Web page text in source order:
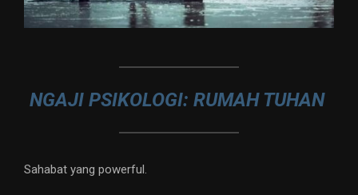
NGAJI PSIKOLOGI: RUMAH TUHAN
Sahabat yang powerful.